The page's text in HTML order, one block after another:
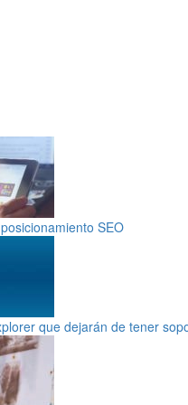
SEO
que dejarán de tener